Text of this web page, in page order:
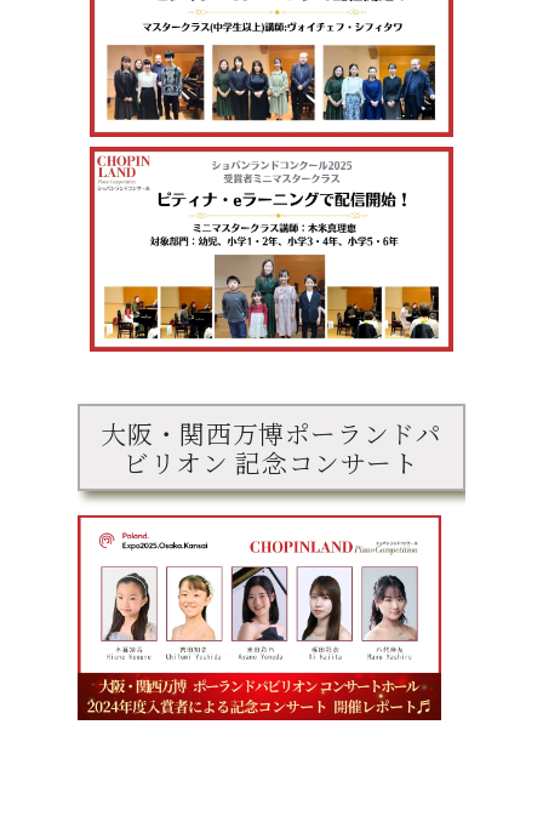
大阪・関西万博ポーランドパ
ビリオン 記念コンサート